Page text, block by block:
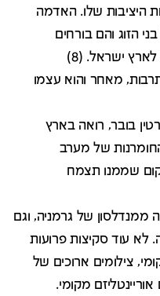
היציבות שלו. האדמה
הזוג והם בורחים
ישראל. (8)
מאחר והוא עצמו
בובר, רואה בארץ
של מערב
שממנו תצמח
של פלשתינה ב-1934 שונה ממנדלסון של גרמניה, וגם
לא עוד סקיצות פרועות
צילומים ארוכים של
מקומי.